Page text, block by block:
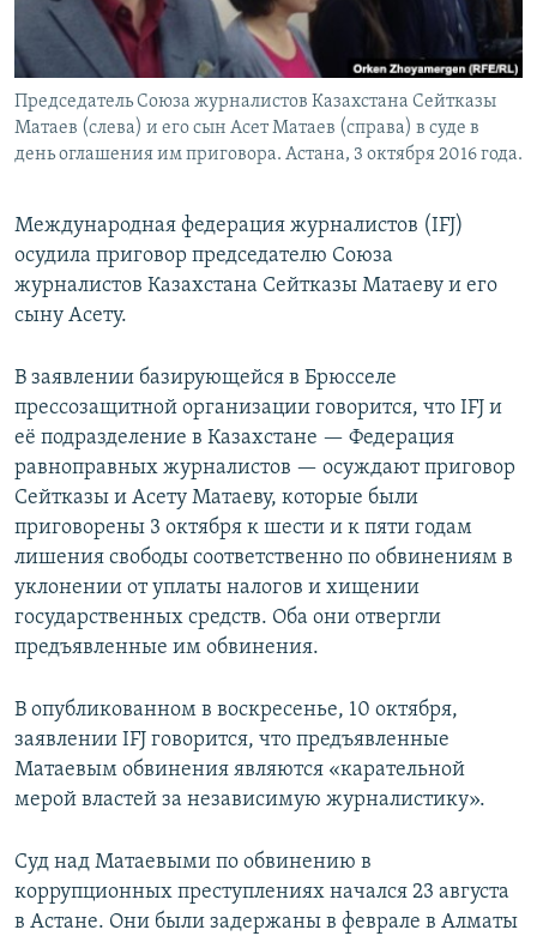
Председатель Союза журналистов Казахстана Сейтказы
Матаев (слева) и его сын Асет Матаев (справа) в суде в
день оглашения им приговора. Астана, 3 октября 2016 года.
Международная федерация журналистов (IFJ)
осудила приговор председателю Союза
журналистов Казахстана Сейтказы Матаеву и его
сыну Асету.
В заявлении базирующейся в Брюсселе
прессозащитной организации говорится, что IFJ и
её подразделение в Казахстане — Федерация
равноправных журналистов — осуждают приговор
Сейтказы и Асету Матаеву, которые были
приговорены 3 октября к шести и к пяти годам
лишения свободы соответственно по обвинениям в
уклонении от уплаты налогов и хищении
государственных средств. Оба они отвергли
предъявленные им обвинения.
В опубликованном в воскресенье, 10 октября,
заявлении IFJ говорится, что предъявленные
Матаевым обвинения являются «карательной
мерой властей за независимую журналистику».
Суд над Матаевыми по обвинению в
коррупционных преступлениях начался 23 августа
в Астане. Они были задержаны в феврале в Алматы